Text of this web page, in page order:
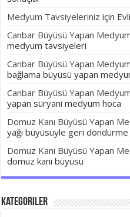
Medyum Tavsiyeleriniz için
Canbar Büyüsü Yapan
medyum tavsiyeleri
Canbar Büyüsü Yapan
bağlama büyüsü yapan
Canbar Büyüsü Yapan
yapan süryani medyum hoca
Domuz Kanı Büyüsü Yapan
yağı büyüsüyle geri
Domuz Kanı Büyüsü Yapan
domuz kanı büyüsü
Kategoriler